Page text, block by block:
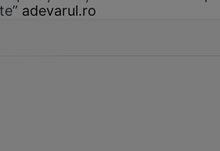
adevarul.ro